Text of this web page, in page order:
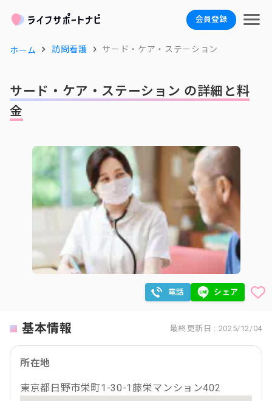
会員登録
ホーム 訪問看護 サード・ケア・ステーション
サード・ケア・ステーション の詳細と料
金
電話 シェア
基本情報 最終更新日 : 2025/12/04
所在地
東京都日野市栄町1-30-1藤栄マンション402